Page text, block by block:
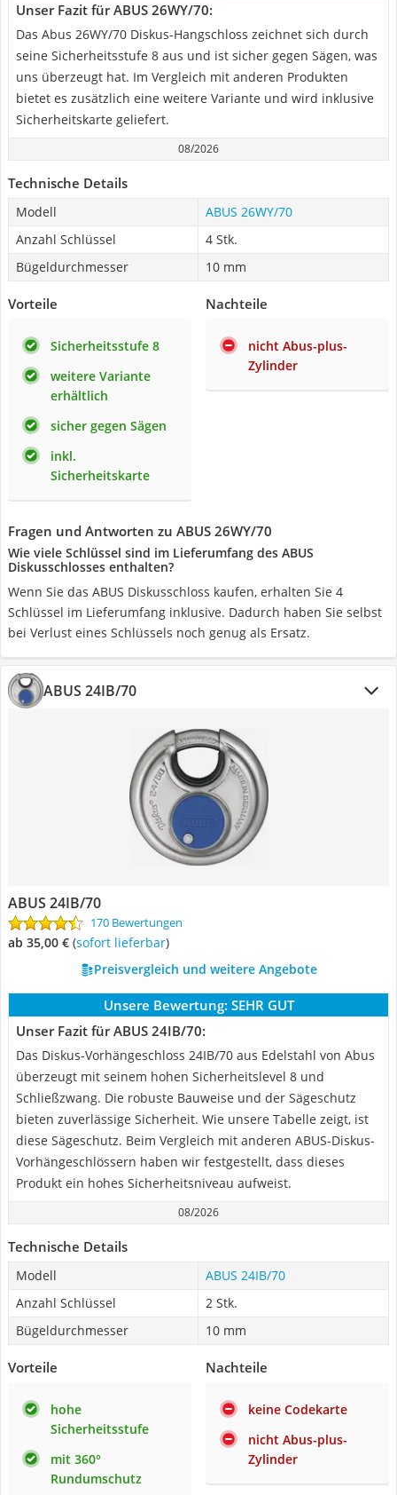
Unser Fazit für ABUS 26WY/70:
Das Abus 26WY/70 Diskus-Hangschloss zeichnet sich durch
seine Sicherheitsstufe 8 aus und ist sicher gegen Sägen, was
uns überzeugt hat. Im Vergleich mit anderen Produkten
bietet es zusätzlich eine weitere Variante und wird inklusive
Sicherheitskarte geliefert.
08/2026
Technische Details
Modell
ABUS 26WY/70
Anzahl Schlüssel
4 Stk.
Bügeldurchmesser
10 mm
Vorteile
Sicherheitsstufe 8
weitere Variante
erhältlich
sicher gegen Sägen
inkl.
Sicherheitskarte
Nachteile
nicht Abus-plus-
Zylinder
Fragen und Antworten zu ABUS 26WY/70
Wie viele Schlüssel sind im Lieferumfang des ABUS
Diskusschlosses enthalten?
Wenn Sie das ABUS Diskusschloss kaufen, erhalten Sie 4
Schlüssel im Lieferumfang inklusive. Dadurch haben Sie selbst
bei Verlust eines Schlüssels noch genug als Ersatz.
ABUS 24IB/70
ABUS 24IB/70
170 Bewertungen
ab 35,00 € ( Sofort lieferbar)
Preisvergleich und weitere Angebote
Unsere Bewertung: SEHR GUT
Unser Fazit für ABUS 24IB/70:
Das Diskus-Vorhängeschloss 24IB/70 aus Edelstahl von Abus
überzeugt mit seinem hohen Sicherheitslevel 8 und
Schließzwang. Die robuste Bauweise und der Sägeschutz
bieten zuverlässige Sicherheit. Wie unsere Tabelle zeigt, ist
diese Sägeschutz. Beim Vergleich mit anderen ABUS-Diskus-
Vorhängeschlössern haben wir festgestellt, dass dieses
Produkt ein hohes Sicherheitsniveau aufweist.
08/2026
Technische Details
Modell
ABUS 24IB/70
Anzahl Schlüssel
2 Stk.
Bügeldurchmesser
10 mm
Vorteile
hohe
Sicherheitsstufe
mit 360°
Rundumschutz
Nachteile
keine Codekarte
nicht Abus-plus-
Zylinder